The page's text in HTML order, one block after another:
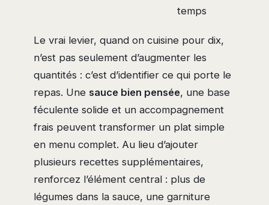
temps
Le vrai levier, quand on cuisine pour dix,
n’est pas seulement d’augmenter les
quantités : c’est d’identifier ce qui porte le
repas. Une sauce bien pensée, une base
féculente solide et un accompagnement
frais peuvent transformer un plat simple
en menu complet. Au lieu d’ajouter
plusieurs recettes supplémentaires,
renforcez l’élément central : plus de
légumes dans la sauce, une garniture